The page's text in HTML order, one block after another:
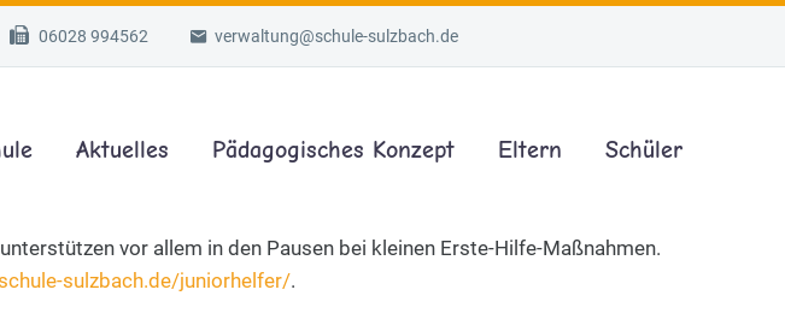
06028 994562 verwaltung@schule-sulzbach.de
Aktuelles Pädagogisches Konzept Eltern Schüler
vor allem in den Pausen bei kleinen Erste-Hilfe-Maßnahmen.
sulzbach.de/juniorhelfer/.